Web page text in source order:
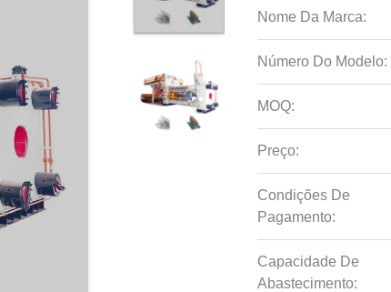
Nome Da Marca:
Número Do Modelo:
MOQ:
Preço:
Condições De
Pagamento:
Capacidade De
Abastecimento: